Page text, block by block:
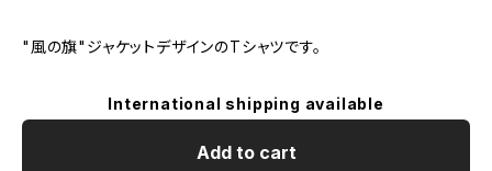
"風の旗"ジャケットデザインのTシャツです。
International shipping available
Add to cart